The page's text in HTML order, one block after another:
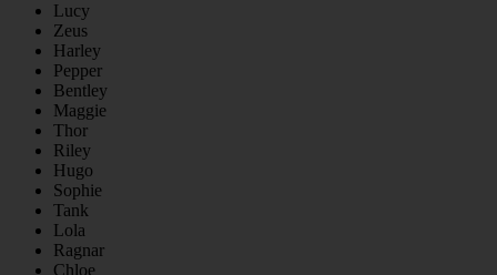
Lucy
Zeus
Harley
Pepper
Bentley
Maggie
Thor
Riley
Hugo
Sophie
Tank
Lola
Ragnar
Chloe